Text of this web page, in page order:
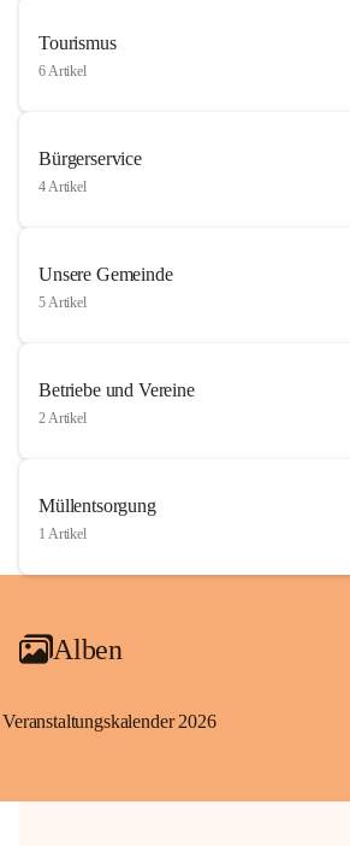
Tourismus
6 Artikel
Bürgerservice
4 Artikel
Unsere Gemeinde
5 Artikel
Betriebe und Vereine
2 Artikel
Müllentsorgung
1 Artikel
Alben
Veranstaltungskalender 2026